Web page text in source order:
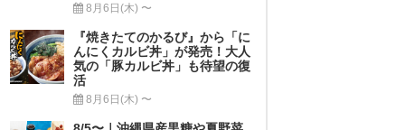
8月6日(木) 〜
『焼きたてのかるび』から「に
んにくカルビ丼」が発売！大人
気の「豚カルビ丼」も待望の復
活
8月6日(木) 〜